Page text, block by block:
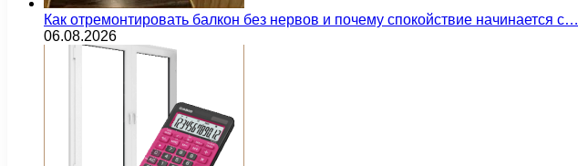
Как отремонтировать балкон без нервов и почему спокойствие начинается с…
06.08.2026